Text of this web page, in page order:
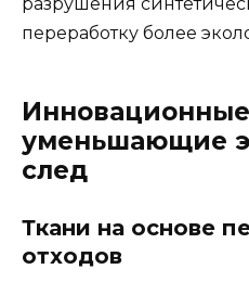
разрушения
переработку более
уменьшающие
след
Ткани на основе
отходов